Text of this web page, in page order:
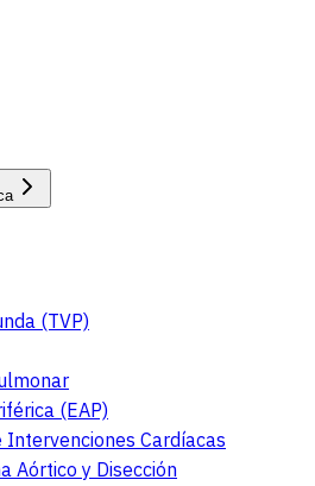
(TVP)
(EAP)
Cardíacas
Aórtico y Disección